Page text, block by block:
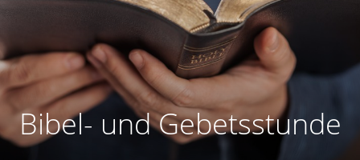
Bibel- und Gebetsstunde